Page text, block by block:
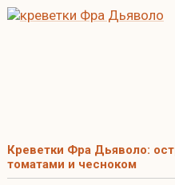
Креветки Фра Дьяволо:
томатами и чесноком